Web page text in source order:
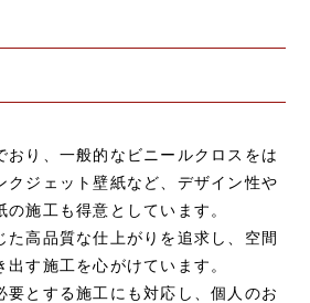
おり、一般的なビニールクロスをは
クジェット壁紙など、デザイン性や
施工も得意としています。
た高品質な仕上がりを追求し、空間
す施工を心がけています。
要とする施工にも対応し、個人のお